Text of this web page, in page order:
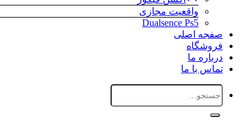
واقعیت مجازی
Dualsence Ps5
صفجه اصلی
فروشگاه
درباره ما
تماس با ما
جستجو
برای: